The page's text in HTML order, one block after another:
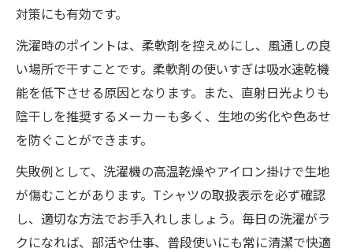
対策にも有効です。
洗濯時のポイントは、柔軟剤を控えめにし、風通しの良
い場所で干すことです。柔軟剤の使いすぎは吸水速乾機
能を低下させる原因となります。また、直射日光よりも
陰干しを推奨するメーカーも多く、生地の劣化や色あせ
を防ぐことができます。
失敗例として、洗濯機の高温乾燥やアイロン掛けで生地
が傷むことがあります。Tシャツの取扱表示を必ず確認
し、適切な方法でお手入れしましょう。毎日の洗濯がラ
クになれば、部活や仕事、普段使いにも常に清潔で快適